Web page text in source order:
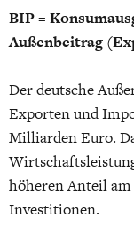
BIP =
Außenbeitrag
Der deutsche
Exporten und
Milliarden Euro.
höheren Anteil am
Investitionen.